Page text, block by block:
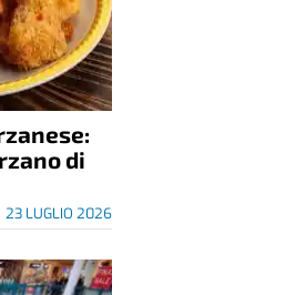
di
23 LUGLIO 2026